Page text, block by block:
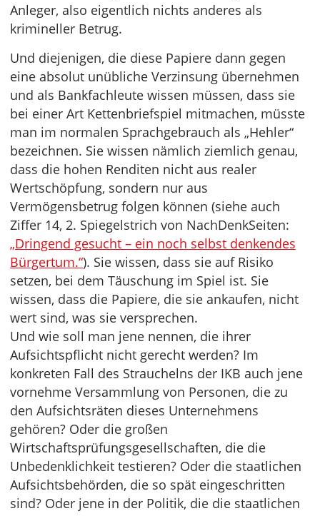
Anleger, also eigentlich nichts anderes als
krimineller Betrug.
Und diejenigen, die diese Papiere dann gegen
eine absolut unübliche Verzinsung übernehmen
und als Bankfachleute wissen müssen, dass sie
bei einer Art Kettenbriefspiel mitmachen, müsste
man im normalen Sprachgebrauch als „Hehler“
bezeichnen. Sie wissen nämlich ziemlich genau,
dass die hohen Renditen nicht aus realer
Wertschöpfung, sondern nur aus
Vermögensbetrug folgen können (siehe auch
Ziffer 14, 2. Spiegelstrich von NachDenkSeiten:
„Dringend gesucht – ein noch selbst denkendes
Bürgertum.“). Sie wissen, dass sie auf Risiko
setzen, bei dem Täuschung im Spiel ist. Sie
wissen, dass die Papiere, die sie ankaufen, nicht
wert sind, was sie versprechen.
Und wie soll man jene nennen, die ihrer
Aufsichtspflicht nicht gerecht werden? Im
konkreten Fall des Strauchelns der IKB auch jene
vornehme Versammlung von Personen, die zu
den Aufsichtsräten dieses Unternehmens
gehören? Oder die großen
Wirtschaftsprüfungsgesellschaften, die die
Unbedenklichkeit testieren? Oder die staatlichen
Aufsichtsbehörden, die so spät eingeschritten
sind? Oder jene in der Politik, die die staatlichen